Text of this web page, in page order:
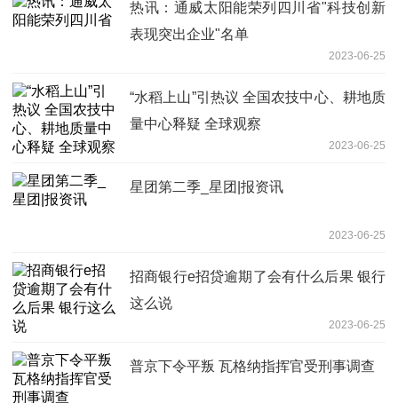
热讯：通威太阳能荣列四川省"科技创新
表现突出企业"名单
2023-06-25
“水稻上山”引热议 全国农技中心、耕地质
量中心释疑 全球观察
2023-06-25
星团第二季_星团|报资讯
2023-06-25
招商银行e招贷逾期了会有什么后果 银行
这么说
2023-06-25
普京下令平叛 瓦格纳指挥官受刑事调查